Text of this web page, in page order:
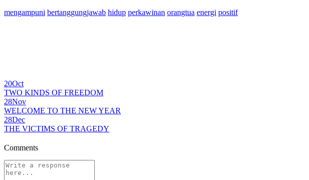
mengampuni bertanggungjawab hidup perkawinan orangtua energi positif
20Oct
TWO KINDS OF FREEDOM
28Nov
WELCOME TO THE NEW YEAR
28Dec
THE VICTIMS OF TRAGEDY
Comments